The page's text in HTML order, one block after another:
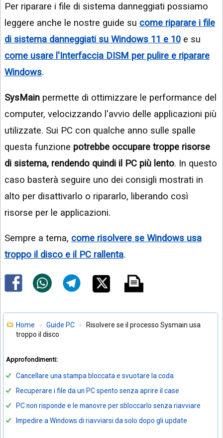
Per riparare i file di sistema danneggiati possiamo
leggere anche le nostre guide su come riparare i file
di sistema danneggiati su Windows 11 e 10 e su
come usare l'Interfaccia DISM per pulire e riparare
Windows.
SysMain permette di ottimizzare le performance del
computer, velocizzando l'avvio delle applicazioni più
utilizzate. Sui PC con qualche anno sulle spalle
questa funzione potrebbe occupare troppe risorse
di sistema, rendendo quindi il PC più lento. In questo
caso basterà seguire uno dei consigli mostrati in
alto per disattivarlo o ripararlo, liberando così
risorse per le applicazioni.
Sempre a tema, come risolvere se Windows usa
troppo il disco e il PC rallenta.
Home Guide PC
Risolvere se il processo Sysmain usa
troppo il disco
Approfondimenti:
Cancellare una stampa bloccata e svuotare la coda
Recuperare i file da un PC spento senza aprire il case
PC non risponde e le manovre per sbloccarlo senza riavviare
Impedire a Windows di riavviarsi da solo dopo gli update